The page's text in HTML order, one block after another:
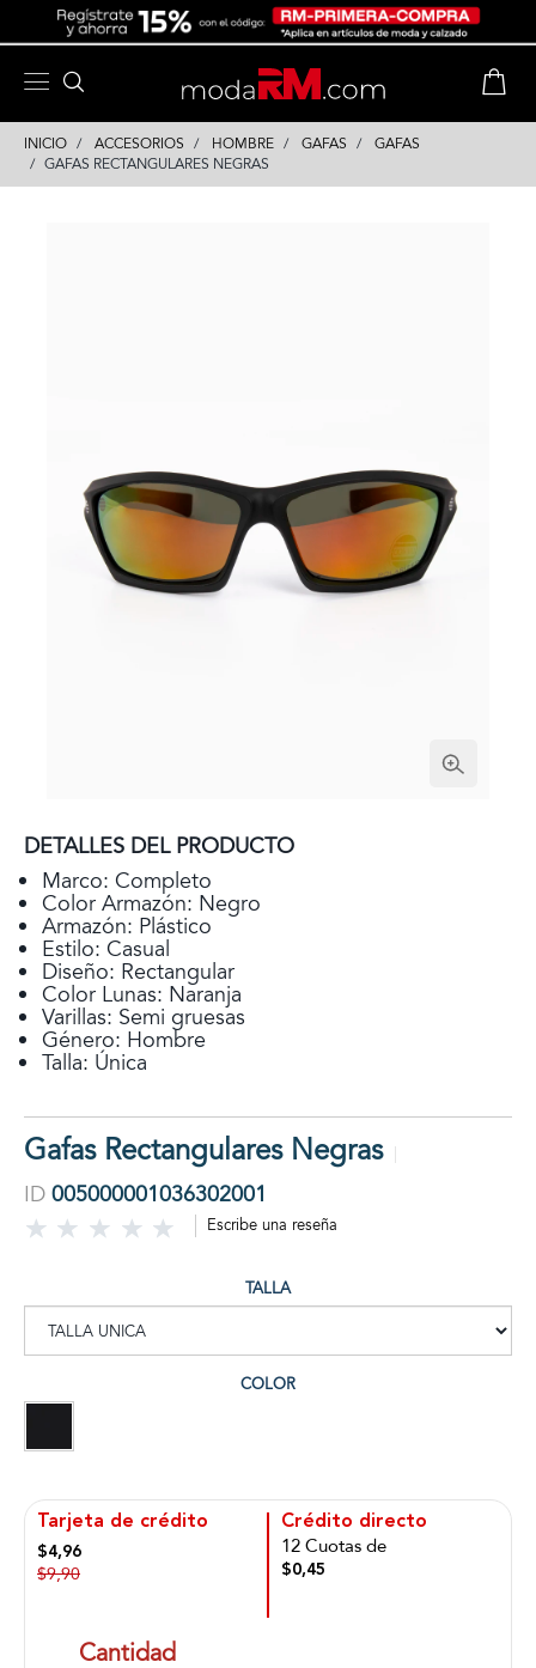
INICIO ACCESORIOS HOMBRE GAFAS
GAFAS
GAFAS RECTANGULARES NEGRAS
DETALLES DEL PRODUCTO
Marco: Completo
Color Armazón: Negro
Armazón: Plástico
Estilo: Casual
Diseño: Rectangular
Color Lunas: Naranja
Varillas: Semi gruesas
Género: Hombre
Talla: Única
Gafas Rectangulares Negras
ID 005000001036302001
Escribe una reseña
TALLA
COLOR
Tarjeta de crédito
$4,96
$9,90
Crédito directo
12 Cuotas de
$0,45
Cantidad